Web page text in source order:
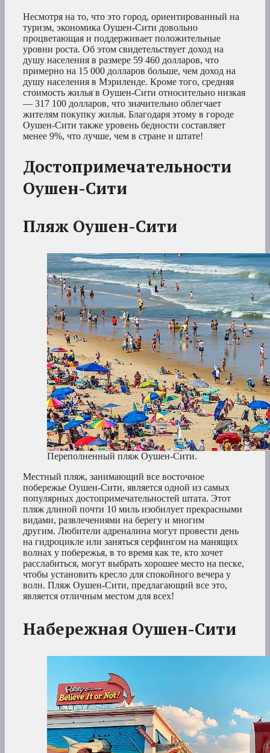
Несмотря на то, что это город, ориентированный на
туризм, экономика Оушен-Сити довольно
процветающая и поддерживает положительные
уровни роста. Об этом свидетельствует доход на
душу населения в размере 59 460 долларов, что
примерно на 15 000 долларов больше, чем доход на
душу населения в Мэриленде. Кроме того, средняя
стоимость жилья в Оушен-Сити относительно низкая
— 317 100 долларов, что значительно облегчает
жителям покупку жилья. Благодаря этому в городе
Оушен-Сити также уровень бедности составляет
менее 9%, что лучше, чем в стране и штате!
Достопримечательности
Оушен-Сити
Пляж Оушен-Сити
Переполненный пляж Оушен-Сити.
Местный пляж, занимающий все восточное
побережье Оушен-Сити, является одной из самых
популярных достопримечательностей штата. Этот
пляж длиной почти 10 миль изобилует прекрасными
видами, развлечениями на берегу и многим
другим. Любители адреналина могут провести день
на гидроцикле или заняться серфингом на манящих
волнах у побережья, в то время как те, кто хочет
расслабиться, могут выбрать хорошее место на песке,
чтобы установить кресло для спокойного вечера у
волн. Пляж Оушен-Сити, предлагающий все это,
является отличным местом для всех!
Набережная Оушен-Сити